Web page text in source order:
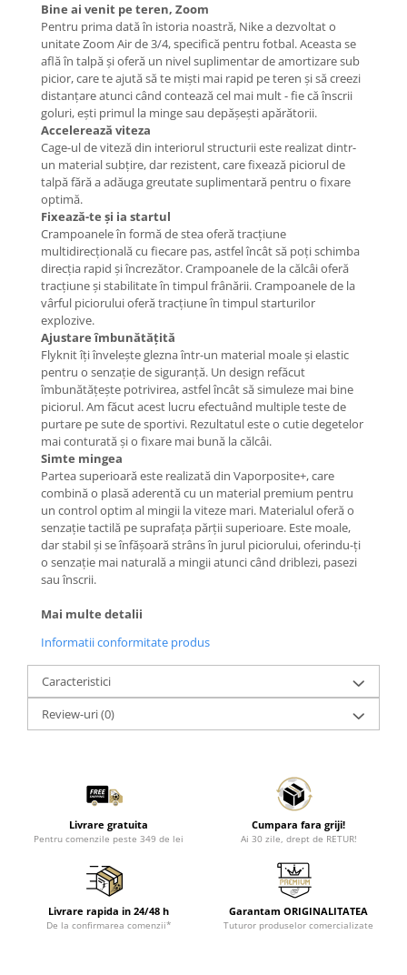
Bine ai venit pe teren, Zoom
Pentru prima dată în istoria noastră, Nike a dezvoltat o
unitate Zoom Air de 3/4, specifică pentru fotbal. Aceasta se
află în talpă și oferă un nivel suplimentar de amortizare sub
picior, care te ajută să te miști mai rapid pe teren și să creezi
distanțare atunci când contează cel mai mult - fie că înscrii
goluri, ești primul la minge sau depășești apărătorii.
Accelerează viteza
Cage-ul de viteză din interiorul structurii este realizat dintr-
un material subțire, dar rezistent, care fixează piciorul de
talpă fără a adăuga greutate suplimentară pentru o fixare
optimă.
Fixează-te și ia startul
Crampoanele în formă de stea oferă tracțiune
multidirecțională cu fiecare pas, astfel încât să poți schimba
direcția rapid și încrezător. Crampoanele de la călcâi oferă
tracțiune și stabilitate în timpul frânării. Crampoanele de la
vârful piciorului oferă tracțiune în timpul starturilor
explozive.
Ajustare îmbunătățită
Flyknit îți învelește glezna într-un material moale și elastic
pentru o senzație de siguranță. Un design refăcut
îmbunătățește potrivirea, astfel încât să simuleze mai bine
piciorul. Am făcut acest lucru efectuând multiple teste de
purtare pe sute de sportivi. Rezultatul este o cutie degetelor
mai conturată și o fixare mai bună la călcâi.
Simte mingea
Partea superioară este realizată din Vaporposite+, care
combină o plasă aderentă cu un material premium pentru
un control optim al mingii la viteze mari. Materialul oferă o
senzație tactilă pe suprafața părții superioare. Este moale,
dar stabil și se înfășoară strâns în jurul piciorului, oferindu-ți
o senzație mai naturală a mingii atunci când driblezi, pasezi
sau înscrii.
Mai multe detalii
Informatii conformitate produs
Caracteristici
Review-uri(0)
Livrare gratuita
Pentru comenzile peste 349 de lei
Cumpara fara griji!
Ai 30 zile, drept de RETUR!
Livrare rapida in 24/48 h
De la confirmarea comenzii*
Garantam ORIGINALITATEA
Tuturor produselor comercializate